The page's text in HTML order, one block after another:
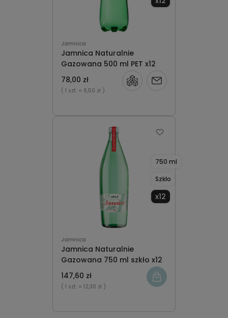
Jamnica
Jamnica Naturalnie
Gazowana 500 ml PET x12
78,00 zł
( 1 szt. = 6,50 zł )
Powiadom
Jamnica
Jamnica Naturalnie
Gazowana 750 ml szkło x12
750 ml
Szkło
x12
147,60 zł
( 1 szt. = 12,30 zł )